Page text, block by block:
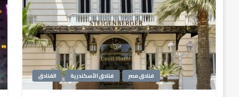
الفنادق فنادق الأسكندرية فنادق مصر